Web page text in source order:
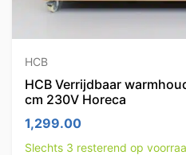
HCB
HCB Verrijdbaar
cm 230V Horeca
1,299.00
Slechts 3 resterend op